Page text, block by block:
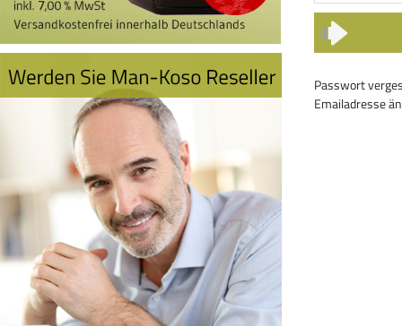
Passwort
Emailadresse